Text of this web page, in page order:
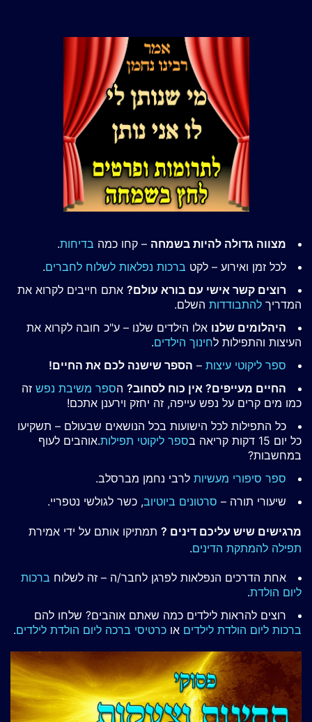
מצווה גדולה להיות בשמחה – קחו כמה בדיחות.
לכל זמן ואירוע – לקט ברכות נפלאות לשלוח לחברים.
רוצים קשר אישי עם בורא עולם? אתם חייבים לקרוא את
המדריך להתבודדות השלם.
היהלומים שלנו אלו הילדים שלנו – ע"כ חובה לקרוא את
העיצות והתפילות לחינוך הילדים.
ספר ליקוטי עיצות – הספר שישנה לכם את החיים!
החיים מעייפים? אין כוח לסחוב? הספר משיבת נפש זה
כמו מים קרים על נפש עייפה, זה יחזק וירענן אתכם!
כל התפילות לכל הישועות בכל הנושאים שבעולם – תשקיעו
כל יום 15 דקות קריאה ב
ספר ליקוטי תפילות.אוהבים לעוף
במחשבות?
ספר סיפורי מעשיות לרבי נחמן מברסלב.
שיעורי תורה – סרטונים ביוטיוב, כשר לגולשי נטפריי.
מרגישים שיש עליכם דינים ? תמתיקו אותם על ידי אמירת
תפילה להמתקת הדינים.
אחת הדרכים הנפלאות לפרגן לחבר/ה – זה לשלוח ברכות
ליום הולדת.
רוצים להראות לילדים כמה שאתם אוהבים? שלחו להם
ברכות ליום הולדת לילדים או כרטיסי ברכה ליום הולדת לילדים.